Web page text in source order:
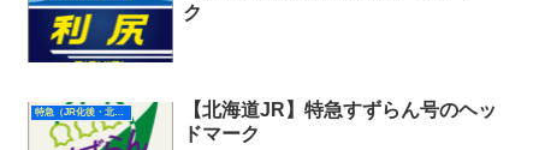
ク
特急（JR化後・北海道）
【北海道JR】特急すずらん号のヘッ
ドマーク